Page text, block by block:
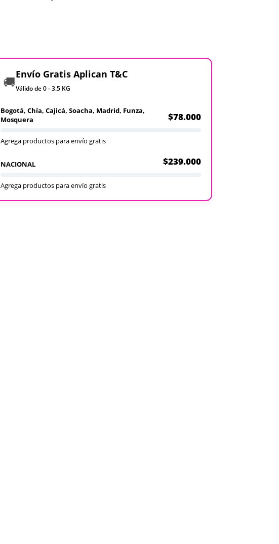
🚚 Envío Gratis Aplican T&C
Válido de 0 - 3.5 KG
Bogotá, Chía, Cajicá, Soacha, Madrid, Funza,
Mosquera
$78.000
Agrega productos para envío gratis
NACIONAL $239.000
Agrega productos para envío gratis